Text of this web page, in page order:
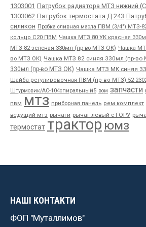
1303001 Патрубок радиатора МТЗ нижний
1303062 Патрубок термостата Д 243
силикон Пробка сливная масла ПВМ (3/4") МТЗ-
кольцо С20 ПВМ Чашка МТЗ 80 УК красная
МТЗ 82 зеленая 330мл (пр-во МТЗ ОК) Чашка
во МТЗ ОК) Чашка МТЗ 82 синяя 330мл (пр-во
330мл (пр-во МТЗ ОК) Чашка МТЗ МК синяя
Шайба регулировочная ПВМ (пр-во МТЗ) 52-
Штурмовик/АС-104спиральный5 вом запчасти
пвм мтз приборная панель рем комплект
ведущий мтз рычаги рычаг левый с ГОРУ
термостат трактор юмз
НАШІ КОНТАКТИ
ФОП "Муталлимов"